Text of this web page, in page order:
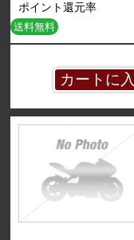
ポイント還元率
送料無料